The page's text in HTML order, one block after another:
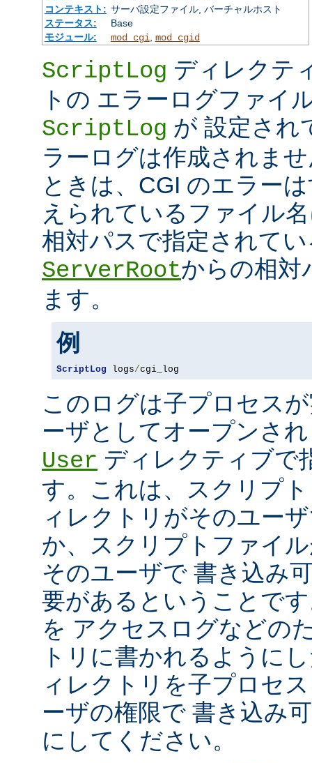
コンテキスト: サーバ設定ファイル, バーチャルホスト
ステータス:
Base
モジュール:
mod_cgi mod_cgid
ScriptLog ディレクテ
トの エラーログファイ
ScriptLog が 設定され
ラーログは作成されま
ときは、CGI のエラー
えられているファイル
相対パスで指定されて
ServerRootからの相対
ます。
例
ScriptLog logs/cgi_log
このログは子プロセス
ーザとしてオープンさ
User ディレクティブで
す。これは、スクリプ
ィレクトリがそのユー
か、スクリプトファイ
そのユーザで 書き込み
要があるということで
を アクセスログなどの
トリに書かれるように
ィレクトリを子プロセ
ーザの権限で 書き込み
にしてください。